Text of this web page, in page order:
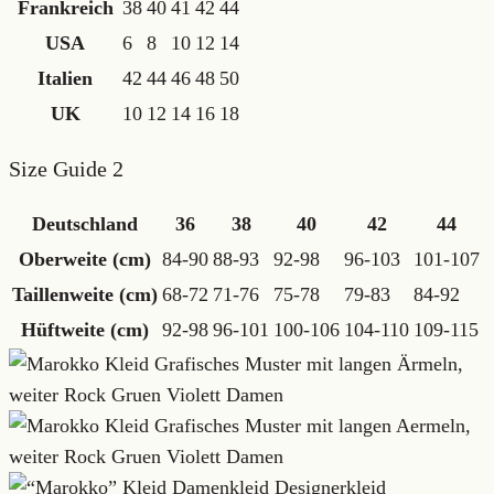
Frankreich 38 40 41 42 44
USA
6 8 10 12 14
Italien
42 44 46 48 50
UK
10 12 14 16 18
Size Guide 2
Deutschland 36 38 40 42
44
Oberweite (cm) 84-90 88-93 92-98 96-103
101-107
Taillenweite (cm) 68-72 71-76 75-78 79-83
84-92
Hüftweite (cm) 92-98 96-101 100-106 104-110 109-115